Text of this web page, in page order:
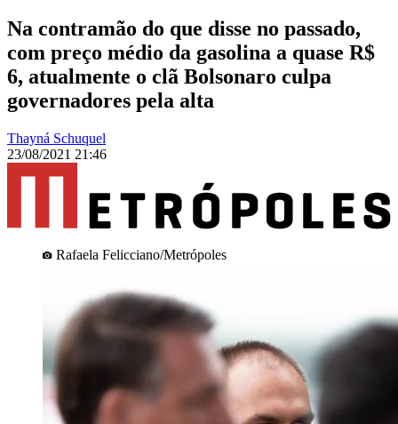
Na contramão do que disse no passado,
com preço médio da gasolina a quase R$
6, atualmente o clã Bolsonaro culpa
governadores pela alta
Thayná Schuquel
23/08/2021 21:46
Rafaela Felicciano/Metrópoles